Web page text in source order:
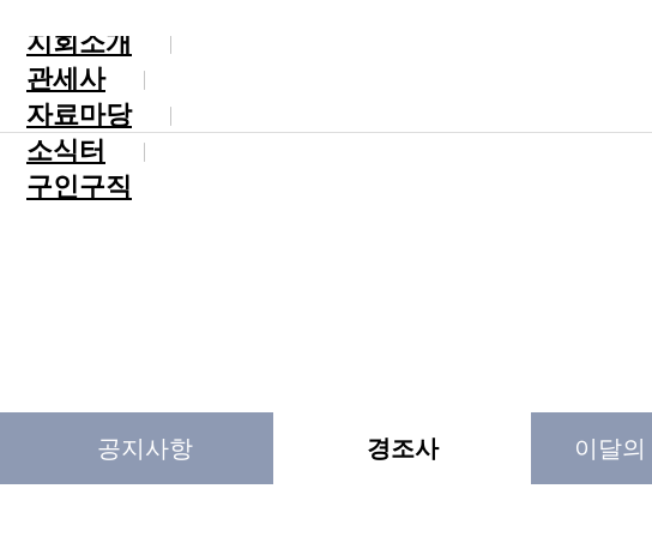
지회소개
관세사
자료마당
소식터
구인구직
공지사항 경조사 이달의